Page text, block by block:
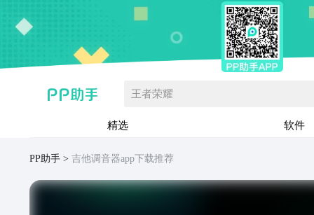
王者荣耀
精选 软件
PP助手 吉他调音器app下载推荐